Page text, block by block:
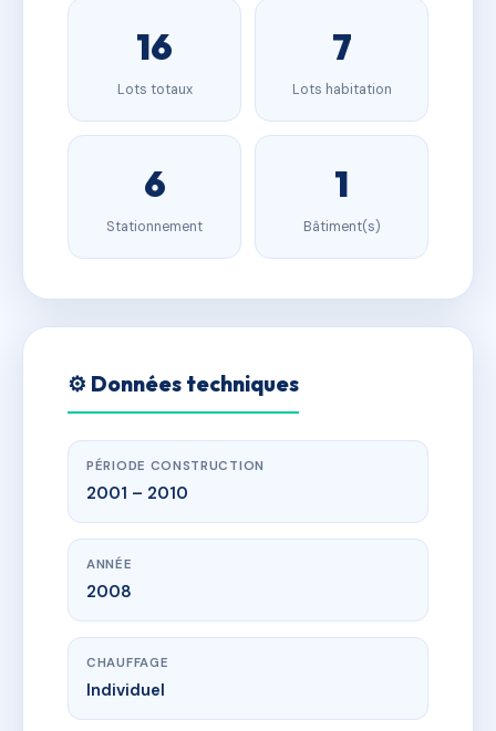
16
Lots totaux
7
Lots habitation
6
Stationnement
1
Bâtiment(s)
⚙️ Données techniques
PÉRIODE CONSTRUCTION
2001 – 2010
ANNÉE
2008
CHAUFFAGE
Individuel